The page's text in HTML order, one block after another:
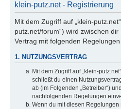
klein-putz.net - Registrierung
Mit dem Zugriff auf „klein-
putz.net/forum“) wird zwischen
Vertrag mit folgenden
1. NUTZUNGSVERTRAG
Mit dem Zugriff auf „klein-
schließt du einen
ab (im Folgenden „Betreiber“)
nachfolgenden Regelungen
Wenn du mit diesen